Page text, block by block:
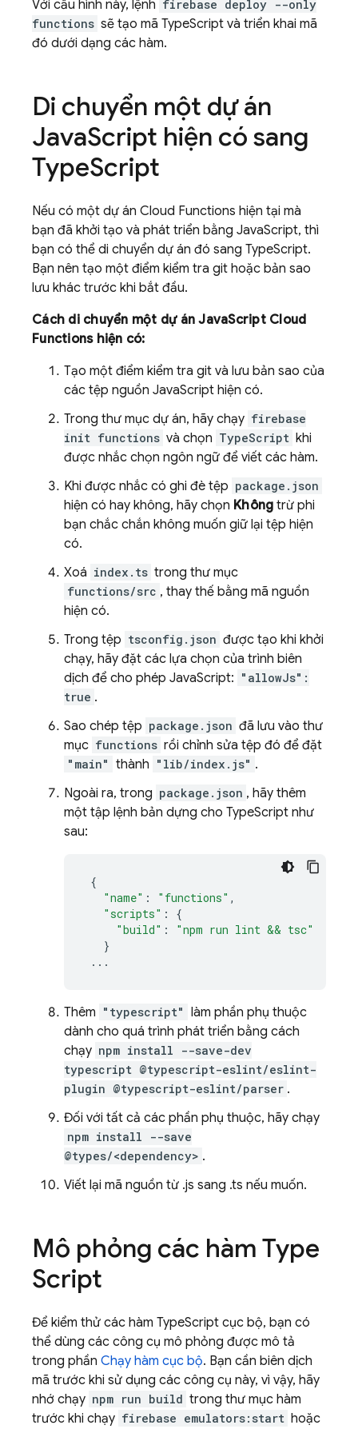
Với cấu hình này, lệnh firebase deploy --only
functions sẽ tạo mã TypeScript và triển khai mã
đó dưới dạng các hàm.
Di chuyển một dự án
JavaScript hiện có sang
TypeScript
Nếu có một dự án Cloud Functions hiện tại mà
bạn đã khởi tạo và phát triển bằng JavaScript, thì
bạn có thể di chuyển dự án đó sang TypeScript.
Bạn nên tạo một điểm kiểm tra git hoặc bản sao
lưu khác trước khi bắt đầu.
Cách di chuyển một dự án JavaScript Cloud
Functionshiện có:
Tạo một điểm kiểm tra git và lưu bản sao của
các tệp nguồn JavaScript hiện có.
Trong thư mục dự án, hãy chạy firebase
init functions và chọn TypeScript khi
được nhắc chọn ngôn ngữ để viết các hàm.
Khi được nhắc có ghi đè tệp package.json
hiện có hay không, hãy chọn Không trừ phi
bạn chắc chắn không muốn giữ lại tệp hiện
có.
Xoá index.ts trong thư mục
functions/src , thay thế bằng mã nguồn
hiện có.
Trong tệp tsconfig.json được tạo khi khởi
chạy, hãy đặt các lựa chọn của trình biên
dịch để cho phép JavaScript: "allowJs":
true .
Sao chép tệp package.json đã lưu vào thư
mục functions rồi chỉnh sửa tệp đó để đặt
"main" thành "lib/index.js" .
Ngoài ra, trong package.json , hãy thêm
một tập lệnh bản dựng cho TypeScript như
sau:
{
"name" : "functions" ,
"scripts" :
{
"build" :
"npm run lint && tsc"
}
...
Thêm "typescript" làm phần phụ thuộc
dành cho quá trình phát triển bằng cách
chạy npm install --save-dev
typescript @typescript-eslint/eslint-
plugin @typescript-eslint/parser .
Đối với tất cả các phần phụ thuộc, hãy chạy
npm install --save
@types/<dependency> .
Viết lại mã nguồn từ .js sang .ts nếu muốn.
Mô phỏng các hàm Type
Script
Để kiểm thử các hàm TypeScript cục bộ, bạn có
thể dùng các công cụ mô phỏng được mô tả
trong phần Chạy hàm cục bộ. Bạn cần biên dịch
mã trước khi sử dụng các công cụ này, vì vậy, hãy
nhớ chạy npm run build trong thư mục hàm
trước khi chạy firebase emulators:start hoặc